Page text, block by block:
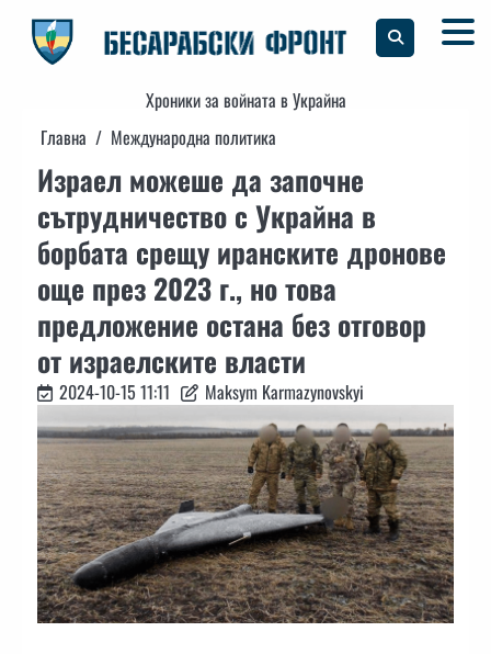
content
Хроники за войната в Украйна
Главна
Международна политика
Израел можеше да започне
сътрудничество с Украйна в
борбата срещу иранските дронове
още през 2023 г., но това
предложение остана без отговор
от израелските власти
2024-10-15 11:11 Maksym Karmazynovskyi